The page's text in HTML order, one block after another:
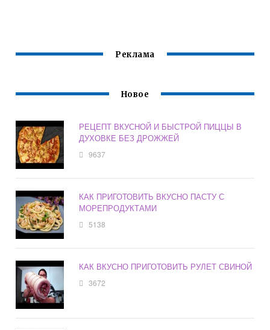
Реклама
Новое
РЕЦЕПТ ВКУСНОЙ И БЫСТРОЙ ПИЦЦЫ В
ДУХОВКЕ БЕЗ ДРОЖЖЕЙ
9637
КАК ПРИГОТОВИТЬ ВКУСНО ПАСТУ С
МОРЕПРОДУКТАМИ
5138
КАК ВКУСНО ПРИГОТОВИТЬ РУЛЕТ СВИНОЙ
3672